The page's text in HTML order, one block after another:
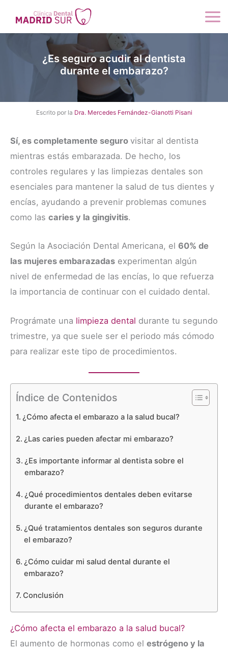
¿Es seguro acudir al dentista
durante el embarazo?
Escrito por la Dra. Mercedes Fernández-Gianotti Pisani
Sí, es completamente seguro visitar al dentista
mientras estás embarazada. De hecho, los
controles regulares y las limpiezas dentales son
esenciales para mantener la salud de tus dientes y
encías, ayudando a prevenir problemas comunes
como las caries y la gingivitis.
Según la Asociación Dental Americana, el 60% de
las mujeres embarazadas experimentan algún
nivel de enfermedad de las encías, lo que refuerza
la importancia de continuar con el cuidado dental.
Prográmate una limpieza dental durante tu segundo
trimestre, ya que suele ser el periodo más cómodo
para realizar este tipo de procedimientos.
Índice de Contenidos
¿Cómo afecta el embarazo a la salud bucal?
¿Las caries pueden afectar mi embarazo?
¿Es importante informar al dentista sobre el
embarazo?
¿Qué procedimientos dentales deben evitarse
durante el embarazo?
¿Qué tratamientos dentales son seguros durante
el embarazo?
¿Cómo cuidar mi salud dental durante el
embarazo?
Conclusión
¿Cómo afecta el embarazo a la salud bucal?
El aumento de hormonas como el estrógeno y la